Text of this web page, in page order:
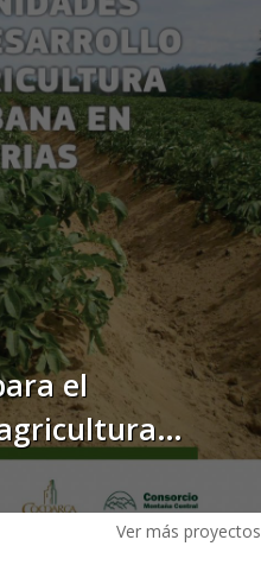
de empleo
el
Ver más proyectos